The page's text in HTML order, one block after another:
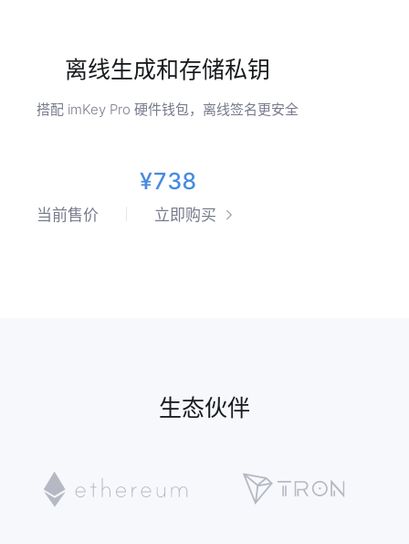
离线生成和存储私钥
搭配 imKey Pro 硬件钱包，离线签名更安全
¥738
当前售价 立即购买
生态伙伴